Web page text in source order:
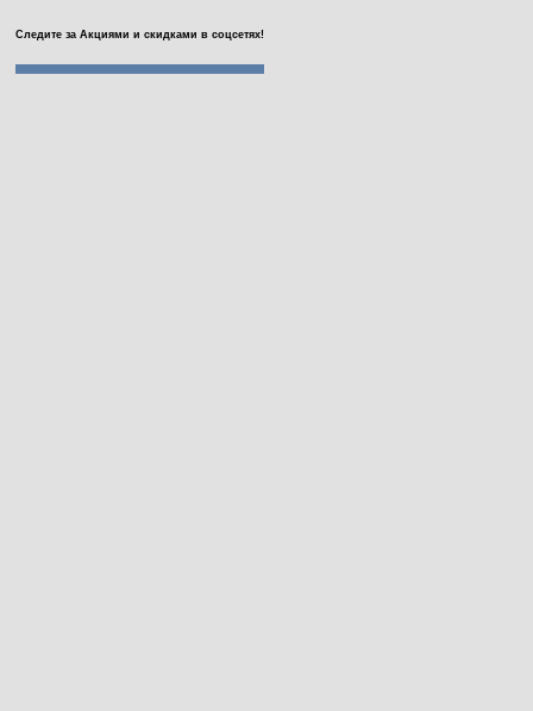
Следите за Акциями и скидками в соцсетях!